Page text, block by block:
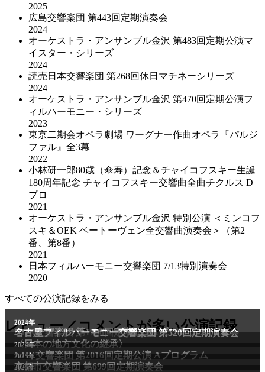
2025
広島交響楽団 第443回定期演奏会
2024
オーケストラ・アンサンブル金沢 第483回定期公演マ
イスター・シリーズ
2024
読売日本交響楽団 第268回休日マチネーシリーズ
2024
オーケストラ・アンサンブル金沢 第470回定期公演フ
ィルハーモニー・シリーズ
2023
東京二期会オペラ劇場 ワーグナー作曲オペラ『パルジ
ファル』全3幕
2022
小林研一郎80歳（傘寿）記念＆チャイコフスキー生誕
180周年記念 チャイコフスキー交響曲全曲チクルス D
プロ
2021
オーケストラ・アンサンブル金沢 特別公演 ＜ミンコフ
スキ＆OEK ベートーヴェン全交響曲演奏会＞（第2
番、第8番）
2021
日本フィルハーモニー交響楽団 7/13特別演奏会
2020
すべての公演記録をみる
レビュー／コメントが多い公演記録
2011年
NHK交響楽団 第1706回定期公演Aプログラム
2024年
名古屋フィルハーモニー交響楽団 第520回定期演奏会
〈日本の地方文化の継承〉
2024年
NHK交響楽団 第2016回定期公演 Aプログラム
2025年
京都市交響楽団 第699回定期演奏会
2025年